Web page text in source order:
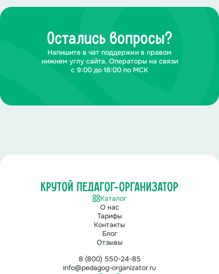
Остались вопросы?
Напишите в чат поддержки в правом
нижнем углу сайта. Операторы на связи
с 9:00 до 18:00 по МСК
Каталог
О нас
Тарифы
Контакты
Блог
Отзывы
8 (800) 550-24-85
info@pedagog-organizator.ru